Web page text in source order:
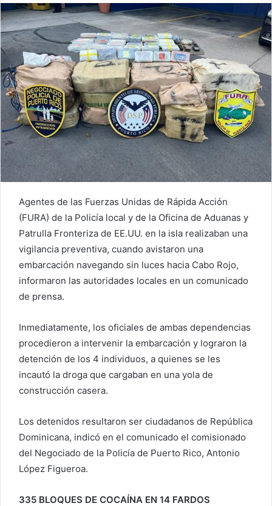
Agentes de las Fuerzas Unidas de Rápida Acción
(FURA) de la Policía local y de la Oficina de Aduanas y
Patrulla Fronteriza de EE.UU. en la isla realizaban una
vigilancia preventiva, cuando avistaron una
embarcación navegando sin luces hacia Cabo Rojo,
informaron las autoridades locales en un comunicado
de prensa.
Inmediatamente, los oficiales de ambas dependencias
procedieron a intervenir la embarcación y lograron la
detención de los 4 individuos, a quienes se les
incautó la droga que cargaban en una yola de
construcción casera.
Los detenidos resultaron ser ciudadanos de República
Dominicana, indicó en el comunicado el comisionado
del Negociado de la Policía de Puerto Rico, Antonio
López Figueroa.
335 BLOQUES DE COCAÍNA EN 14 FARDOS